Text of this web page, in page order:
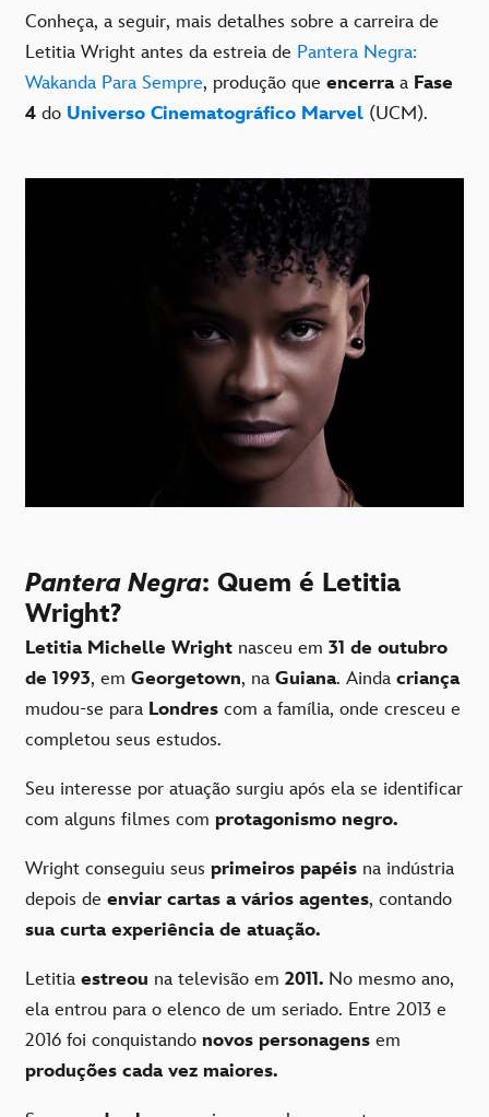
Conheça, a seguir, mais detalhes sobre a carreira de
Letitia Wright antes da estreia de Pantera Negra:
Wakanda Para Sempre, produção que encerraa Fase
4 do Universo Cinematográfico Marvel (UCM).
Pantera Negra: Quem é Letitia
Wright?
Letitia Michelle Wright nasceu em 31 de outubro
de 1993, em Georgetown, na Guiana. Ainda criança
mudou-se para Londres com a família, onde cresceu e
completou seus estudos.
Seu interesse por atuação surgiu após ela se identificar
com alguns filmes com protagonismo negro.
Wright conseguiu seus primeiros papéis na indústria
depois de enviar cartas a vários agentes, contando
sua curta experiência de atuação.
Letitia estreou na televisão em 2011. No mesmo ano,
ela entrou para o elenco de um seriado. Entre 2013 e
2016 foi conquistando novos personagens em
produções cada vez maiores.